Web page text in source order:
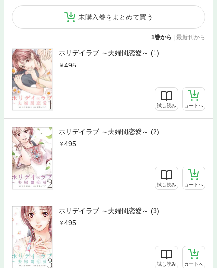
未購入巻をまとめて買う
1巻から | 最新刊から
ホリデイラブ ～夫婦間恋愛～ (1)
495
試し読み カートへ
ホリデイラブ ～夫婦間恋愛～ (2)
495
試し読み カートへ
ホリデイラブ ～夫婦間恋愛～ (3)
495
試し読み カートへ